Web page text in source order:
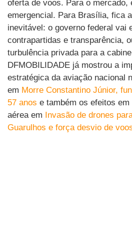
oferta de voos. Para o mercado,
emergencial. Para Brasília, fica
inevitável: o governo federal vai
contrapartidas e transparência,
turbulência privada para a
DFMOBILIDADE já mostrou a
estratégica da aviação nacional
em Morre Constantino Júnior,
57 anos e também os efeitos
aérea em
Invasão de drones
Guarulhos e força desvio de